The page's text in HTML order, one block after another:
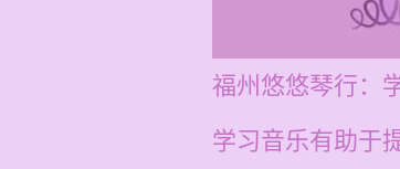
福州悠悠琴行：
学习音乐有助于